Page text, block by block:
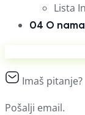
Lista
04 O nama
Imaš pitanje?
Pošalji email.